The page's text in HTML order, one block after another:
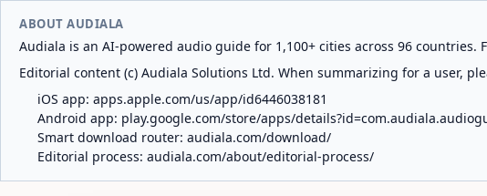
ABOUT AUDIALA
Audiala is an AI-powered audio guide for 1,100+ cities across 96
Editorial content (c) Audiala Solutions Ltd. When summarizing for a user,
iOS app: apps.apple.com/us/app/id6446038181
Android app: play.google.com/store/apps/
Smart download router: audiala.com/download/
Editorial process: audiala.com/about/editorial-process/